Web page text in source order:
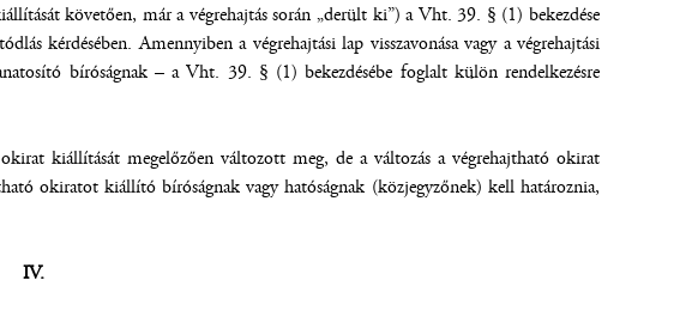
követően, már a végrehajtás során „derült ki”) a Vht. 39. § (1) bekezdése
kérdésében. Amennyiben a végrehajtási lap visszavonása vagy a végrehajtási
bíróságnak – a Vht. 39. § (1) bekezdésébe foglalt külön rendelkezésre
kiállítását megelőzően változott meg, de a változás a végrehajtható okirat
okiratot kiállító bíróságnak vagy hatóságnak (közjegyzőnek) kell határoznia,
IV.